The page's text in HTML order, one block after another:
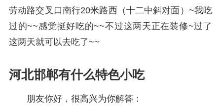
劳动路交叉口南行20米路西（十二中斜对面）~我吃
过的~~感觉挺好吃的~~不过这两天正在装修~过了
这两天就可以去吃了~~
河北邯郸有什么特色小吃
朋友你好，很高兴为你解答：